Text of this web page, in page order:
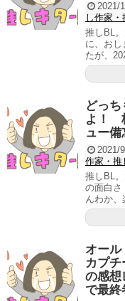
2021/
し作家
推しBL
に、おし
たが、
どっ
よ！
ュー備
2021/
作家・推
推しBL
の面白さ
んわか
オー
カプ
の感想
で最終